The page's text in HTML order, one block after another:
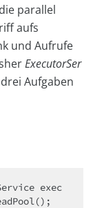
parallel
aufs
und Aufrufe
ExecutorSer
Aufgaben
exec